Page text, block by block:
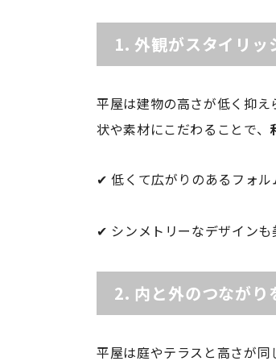
1. 外観がスタイリッ
平屋は建物の高さが低く抑え
状や素材にこだわることで、
✔ 低くて広がりのあるフォ
✔ シンメトリーなデザイン
2. 内と外のつながり
平屋は庭やテラスと高さが同